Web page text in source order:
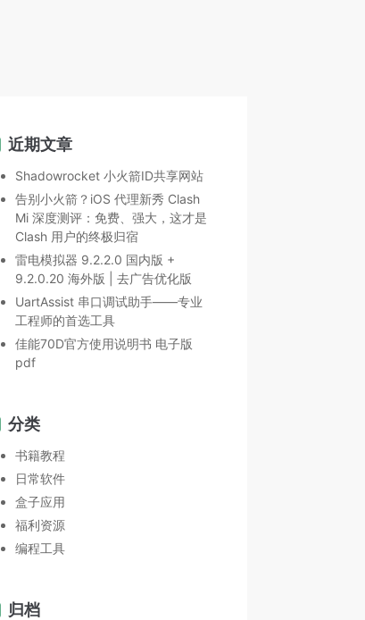
近期文章
Shadowrocket 小火箭ID共享网站
告别小火箭？iOS 代理新秀 Clash
Mi 深度测评：免费、强大，这才是
Clash 用户的终极归宿
雷电模拟器 9.2.2.0 国内版 +
9.2.0.20 海外版 | 去广告优化版
UartAssist 串口调试助手——专业
工程师的首选工具
佳能70D官方使用说明书 电子版
pdf
分类
书籍教程
日常软件
盒子应用
福利资源
编程工具
归档